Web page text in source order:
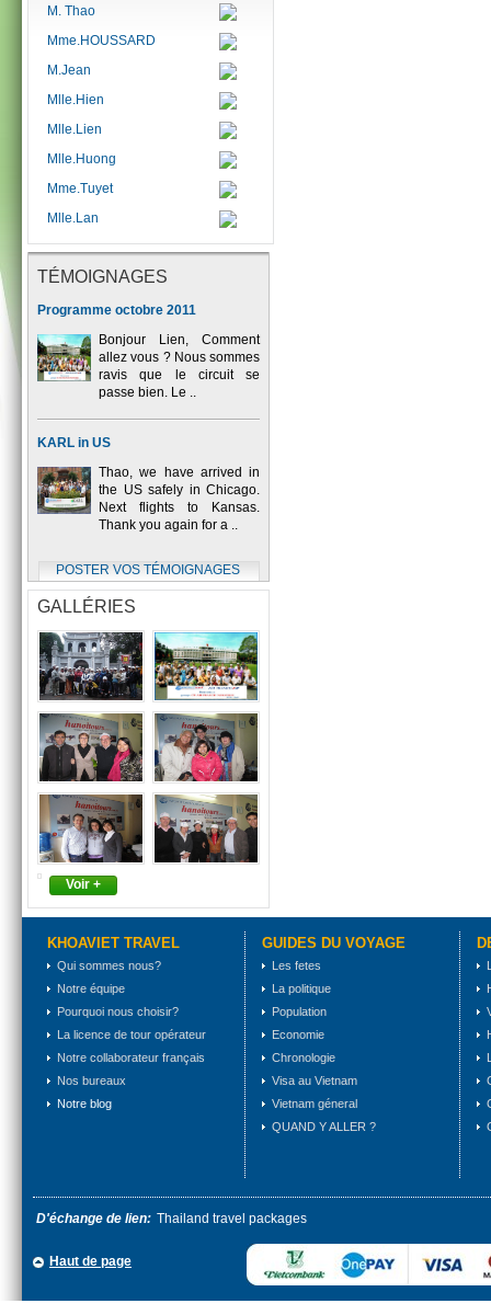
M. Thao
Mme.HOUSSARD
M.Jean
Mlle.Hien
Mlle.Lien
Mlle.Huong
Mme.Tuyet
Mlle.Lan
TÉMOIGNAGES
Programme octobre 2011
Bonjour Lien, Comment
allez vous ? Nous sommes
ravis que le circuit se
passe bien. Le ..
KARL in US
Thao, we have arrived in
the US safely in Chicago.
Next flights to Kansas.
Thank you again for a ..
POSTER VOS TÉMOIGNAGES
GALLÉRIES
Voir +
KHOAVIET TRAVEL
Qui sommes nous?
Notre équipe
Pourquoi nous choisir?
La licence de tour opérateur
Notre collaborateur français
Nos bureaux
Notre blog
GUIDES DU VOYAGE
Les fetes
La politique
Population
Economie
Chronologie
Visa au Vietnam
Vietnam géneral
QUAND Y ALLER ?
D'échange de lien: Thailand travel packages
Haut de page